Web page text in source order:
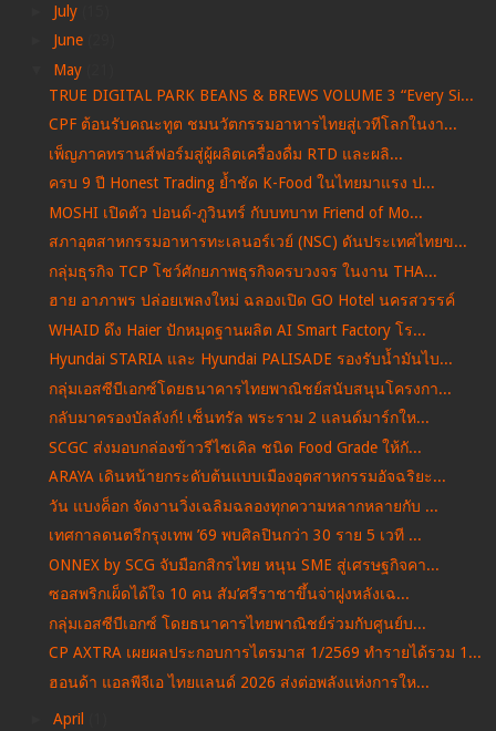
July
June
May
TRUE DIGITAL PARK BEANS & BREWS VOLUME 3 “Every Si...
CPF ต้อนรับคณะทูต ชมนวัตกรรมอาหารไทยสู่เวทีโลกในงา...
เพ็ญภาคทรานส์ฟอร์มสู่ผู้ผลิตเครื่องดื่ม RTD และผลิ...
ครบ 9 ปี Honest Trading ย้ำชัด K-Food ในไทยมาแรง ป...
MOSHI เปิดตัว ปอนด์-ภูวินทร์ กับบทบาท Friend of Mo...
สภาอุตสาหกรรมอาหารทะเลนอร์เวย์ (NSC) ดันประเทศไทยข...
กลุ่มธุรกิจ TCP โชว์ศักยภาพธุรกิจครบวงจร ในงาน THA...
ฮาย อาภาพร ปล่อยเพลงใหม่ ฉลองเปิด GO Hotel นครสวรรค์
WHAID ดึง Haier ปักหมุดฐานผลิต AI Smart Factory โร...
Hyundai STARIA และ Hyundai PALISADE รองรับน้ำมันไบ...
กลุ่มเอสซีบีเอกซ์โดยธนาคารไทยพาณิชย์สนับสนุนโครงกา...
กลับมาครองบัลลังก์! เซ็นทรัล พระราม 2 แลนด์มาร์กให...
SCGC ส่งมอบกล่องข้าวรีไซเคิล ชนิด Food Grade ให้กั...
ARAYA เดินหน้ายกระดับต้นแบบเมืองอุตสาหกรรมอัจฉริยะ...
วัน แบงค็อก จัดงานวิ่งเฉลิมฉลองทุกความหลากหลายกับ ...
เทศกาลดนตรีกรุงเทพ ’69 พบศิลปินกว่า 30 ราย 5 เวที ...
ONNEX by SCG จับมือกสิกรไทย หนุน SME สู่เศรษฐกิจคา...
ซอสพริกเผ็ดได้ใจ 10 คน สัม’ศรีราชาขึ้นจ่าฝูงหลังเฉ...
กลุ่มเอสซีบีเอกซ์ โดยธนาคารไทยพาณิชย์ร่วมกับศูนย์บ...
CP AXTRA เผยผลประกอบการไตรมาส 1/2569 ทำรายได้รวม 1...
ฮอนด้า แอลพีจีเอ ไทยแลนด์ 2026 ส่งต่อพลังแห่งการให...
April